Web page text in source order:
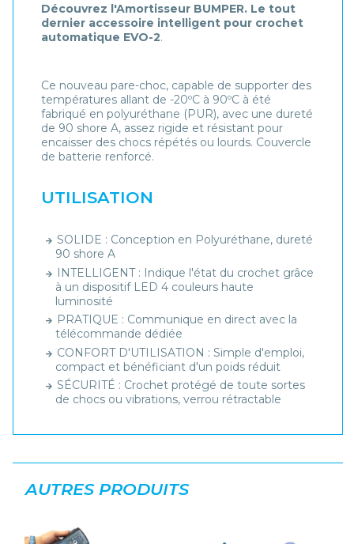
Découvrez l'Amortisseur BUMPER. Le tout
dernier accessoire intelligent pour crochet
automatique EVO-2.
Ce nouveau pare-choc, capable de supporter des
températures allant de -20ºC à 90ºC à été
fabriqué en polyuréthane (PUR), avec une dureté
de 90 shore A, assez rigide et résistant pour
encaisser des chocs répétés ou lourds. Couvercle
de batterie renforcé.
UTILISATION
SOLIDE : Conception en Polyuréthane, dureté
90 shore A
INTELLIGENT : Indique l'état du crochet grâce
à un dispositif LED 4 couleurs haute
luminosité
PRATIQUE : Communique en direct avec la
télécommande dédiée
CONFORT D'UTILISATION : Simple d'emploi,
compact et bénéficiant d'un poids réduit
SÉCURITÉ : Crochet protégé de toute sortes
de chocs ou vibrations, verrou rétractable
AUTRES PRODUITS